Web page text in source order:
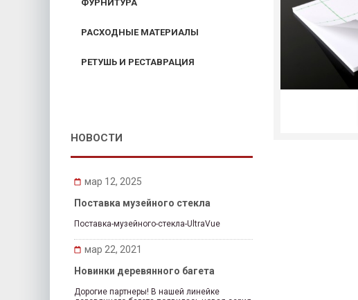
ФУРНИТУРА
РАСХОДНЫЕ МАТЕРИАЛЫ
РЕТУШЬ И РЕСТАВРАЦИЯ
НОВОСТИ
мар 12, 2025
Поставка музейного стекла
Поставка-музейного-стекла-UltraVue
мар 22, 2021
Новинки деревянного багета
Дорогие партнеры! В нашей линейке